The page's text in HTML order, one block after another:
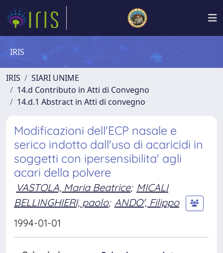
IRIS
IRIS
SIARI UNIME
14.d Contributo in Atti di Convegno
14.d.1 Abstract in Atti di convegno
Modificazioni dell'ECP nasale e
serico indotto dall'uso di acaricidi in
soggetti con ipersensibilita' agli
acari della polvere
VASTOLA, Maria Beatrice; MICALI
BELLINGHIERI, paolo; ANDO', Filippo
1994-01-01